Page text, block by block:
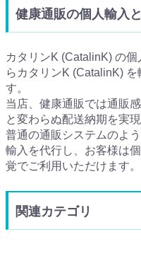
健康通販の個人輸入
カタリンK (CatalinK) の
らカタリンK (CatalinK)
す。
当店、健康通販では通販
と変わらぬ配送納期を実現
普通の通販システムのよ
輸入を代行し、お客様は
覚でご利用いただけます。
関連カテゴリ